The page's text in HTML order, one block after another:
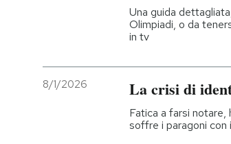
Una guida
Olimpiadi, o da
in tv
8/1/2026 La crisi di
Fatica a farsi notare,
soffre i paragoni con